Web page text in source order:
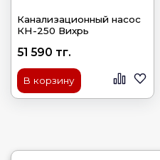
Канализационный насос
КН-250 Вихрь
51 590 тг.
В корзину